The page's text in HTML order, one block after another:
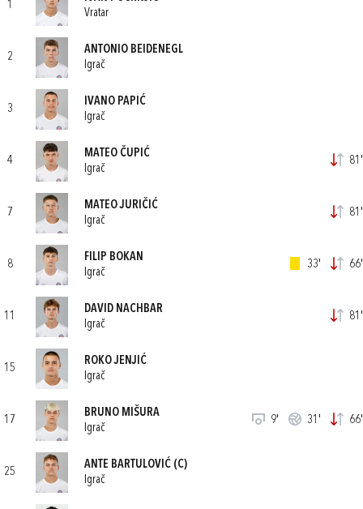
1
Vratar
2
ANTONIO BEIDENEGL
Igrač
3
IVANO PAPIĆ
Igrač
4
MATEO ČUPIĆ
Igrač
81'
7
MATEO JURIČIĆ
Igrač
81'
8
FILIP BOKAN
Igrač
33' 66'
11
DAVID NACHBAR
Igrač
81'
15
ROKO JENJIĆ
Igrač
17
BRUNO MIŠURA
Igrač
9' 31' 66'
25
ANTE BARTULOVIĆ (C)
Igrač